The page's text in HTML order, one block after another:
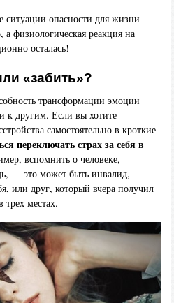
опасности для жизни
физиологическая реакция на
осталась!
«забить»?
трансформации эмоции
к другим. Если вы хотите
самостоятельно в кроткие
переключать страх за себя в
вспомнить о человеке,
— это может быть инвалид,
или друг, который вчера получил
местах.